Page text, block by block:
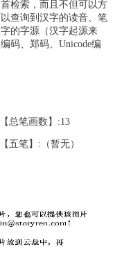
检索，而且不但可以方
查询到汉字的读音、笔
的字源（汉字起源来
码、郑码、Unicode编
【总笔画数】:13
【五笔】:（暂无）